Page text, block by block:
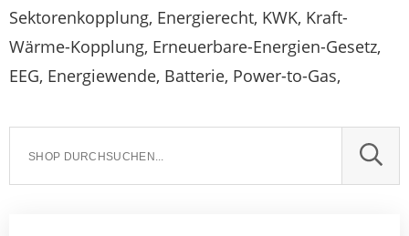
Sektorenkopplung, Energierecht, KWK, Kraft-
Wärme-Kopplung, Erneuerbare-Energien-Gesetz,
EEG, Energiewende, Batterie, Power-to-Gas,